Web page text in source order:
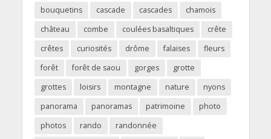
bouquetins
cascade cascades
chamois
château
combe coulées basaltiques
crête
crêtes
curiosités drôme falaises
fleurs
forêt
forêt de saou gorges
grotte
grottes
loisirs montagne nature
nyons
panorama
panoramas patrimoine
photo
photos
rando
randonnée